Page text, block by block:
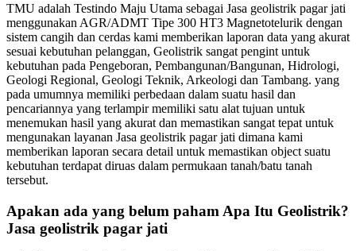
TMU adalah Testindo Maju Utama sebagai Jasa geolistrik pagar jati
menggunakan AGR/ADMT Tipe 300 HT3 Magnetotelurik dengan
sistem cangih dan cerdas kami memberikan laporan data yang akurat
sesuai kebutuhan pelanggan, Geolistrik sangat pengint untuk
kebutuhan pada Pengeboran, Pembangunan/Bangunan, Hidrologi,
Geologi Regional, Geologi Teknik, Arkeologi dan Tambang. yang
pada umumnya memiliki perbedaan dalam suatu hasil dan
pencariannya yang terlampir memiliki satu alat tujuan untuk
menemukan hasil yang akurat dan memastikan sangat tepat untuk
mengunakan layanan Jasa geolistrik pagar jati dimana kami
memberikan laporan secara detail untuk memastikan object suatu
kebutuhan terdapat diruas dalam permukaan tanah/batu tanah
tersebut.
Apakan ada yang belum paham Apa Itu Geolistrik?
Jasa geolistrik pagar jati